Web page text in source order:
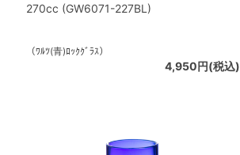
270cc (GW6071-227BL)
（ﾜﾙﾂ(青)ﾛｯｸｸﾞﾗｽ）
4,950円(税込)